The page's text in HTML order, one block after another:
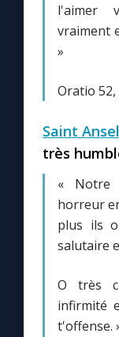
Une neuvaine
Chapelet pour
Contact
Faire un don
Marie de
l'aimer
vraiment
»
Oratio 52,
Saint
très
« Notre
horreur
plus ils
salutaire
O très
infirmité
t'offense.